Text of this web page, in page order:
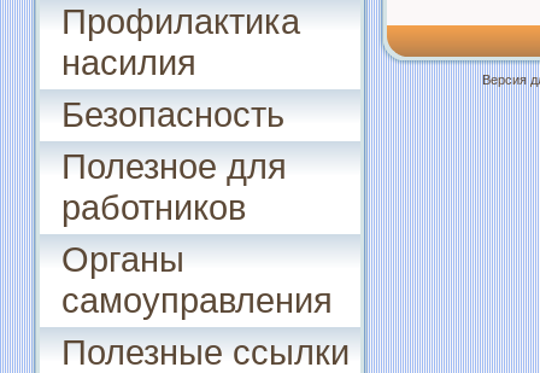
Профилактика
насилия
Безопасность
Полезное для
работников
Органы
самоуправления
Полезные ссылки
Версия